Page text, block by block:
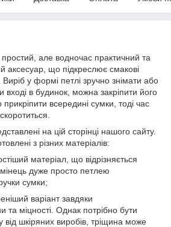
але водночас практичний та
аксесуар, що підкреслює смакові
у формі петлі зручно знімати або
в будинок, можна закріпити його
всередині сумки, тоді час
на цій сторінці нашого сайту.
з різних матеріалів:
матеріал, що відрізняється
дуже просто петлею
сумки;
варіант завдяки
та міцності. Однак потрібно бути
від шкіряних виробів, тріщина може